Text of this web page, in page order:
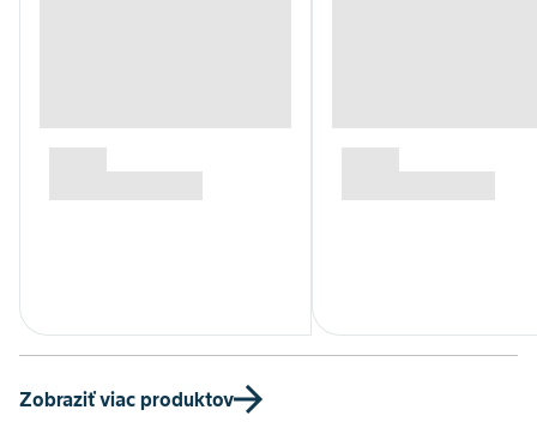
Zobraziť viac produktov